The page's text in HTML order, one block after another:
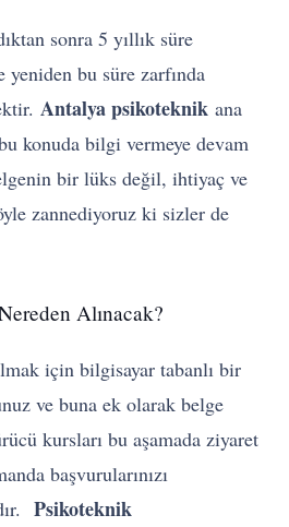
sonra 5 yıllık süre
yeniden bu süre zarfında
Antalya psikoteknikana
konuda bilgi vermeye devam
bir lüks değil, ihtiyaç ve
zannediyoruz ki sizler de
Alınacak?
için bilgisayar tabanlı bir
ve buna ek olarak belge
kursları bu aşamada ziyaret
başvurularınızı
Psikoteknik